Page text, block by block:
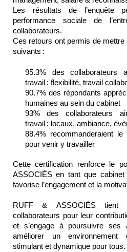
Les résultats de l’enquête
performance socialede
collaborateurs.
Ces retours ont permis de mettre
suivants :
95.3% des collaborateurs
travail : flexibilité, travail
90.7%des répondants
humaines au sein du cabinet
93%des collaborateurs
travail : locaux, ambiance,
88.4% recommanderaientle
pour venir y travailler
Cette certification renforce
le
ASSOCIÉS en tant que
favorise l’engagement et la
RUFF & ASSOCIÉS tient
collaborateurs pour leur
et s’engage à poursuivre ses
améliorer un environnement
stimulant et dynamique pour tous.